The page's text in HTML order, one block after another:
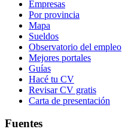
Empresas
Por provincia
Mapa
Sueldos
Observatorio del empleo
Mejores portales
Guías
Hacé tu CV
Revisar CV gratis
Carta de presentación
Fuentes